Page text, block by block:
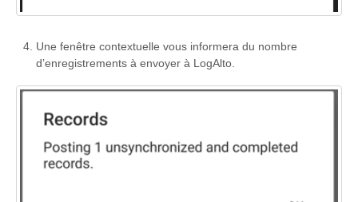
Une fenêtre contextuelle vous informera du nombre
d’enregistrements à envoyer à LogAlto.